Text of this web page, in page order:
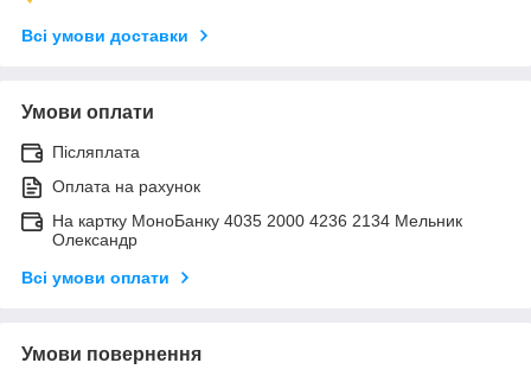
Всі умови доставки
Умови оплати
Післяплата
Оплата на рахунок
На картку МоноБанку 4035 2000 4236 2134 Мельник
Олександр
Всі умови оплати
Умови повернення